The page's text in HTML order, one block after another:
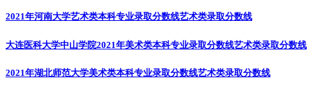
2021年河南大学艺术类本科专业录取分数线艺术类录取分数线
大连医科大学中山学院2021年美术类本科专业录取分数线艺术类录取分数线
2021年湖北师范大学美术类本科专业录取分数线艺术类录取分数线